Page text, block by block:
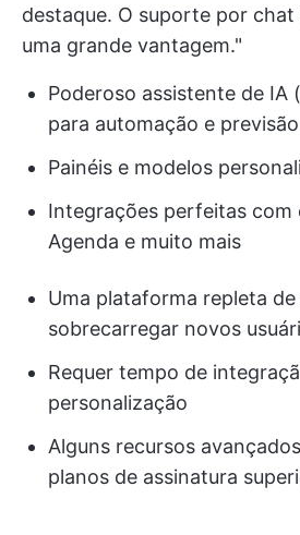
destaque. O suporte por
uma grande vantagem."
Poderoso assistente de IA
para automação e previsão
Painéis e modelos
Integrações perfeitas com
Agenda e muito mais
Uma plataforma repleta
sobrecarregar novos
Requer tempo de
personalização
Alguns recursos
planos de assinatura